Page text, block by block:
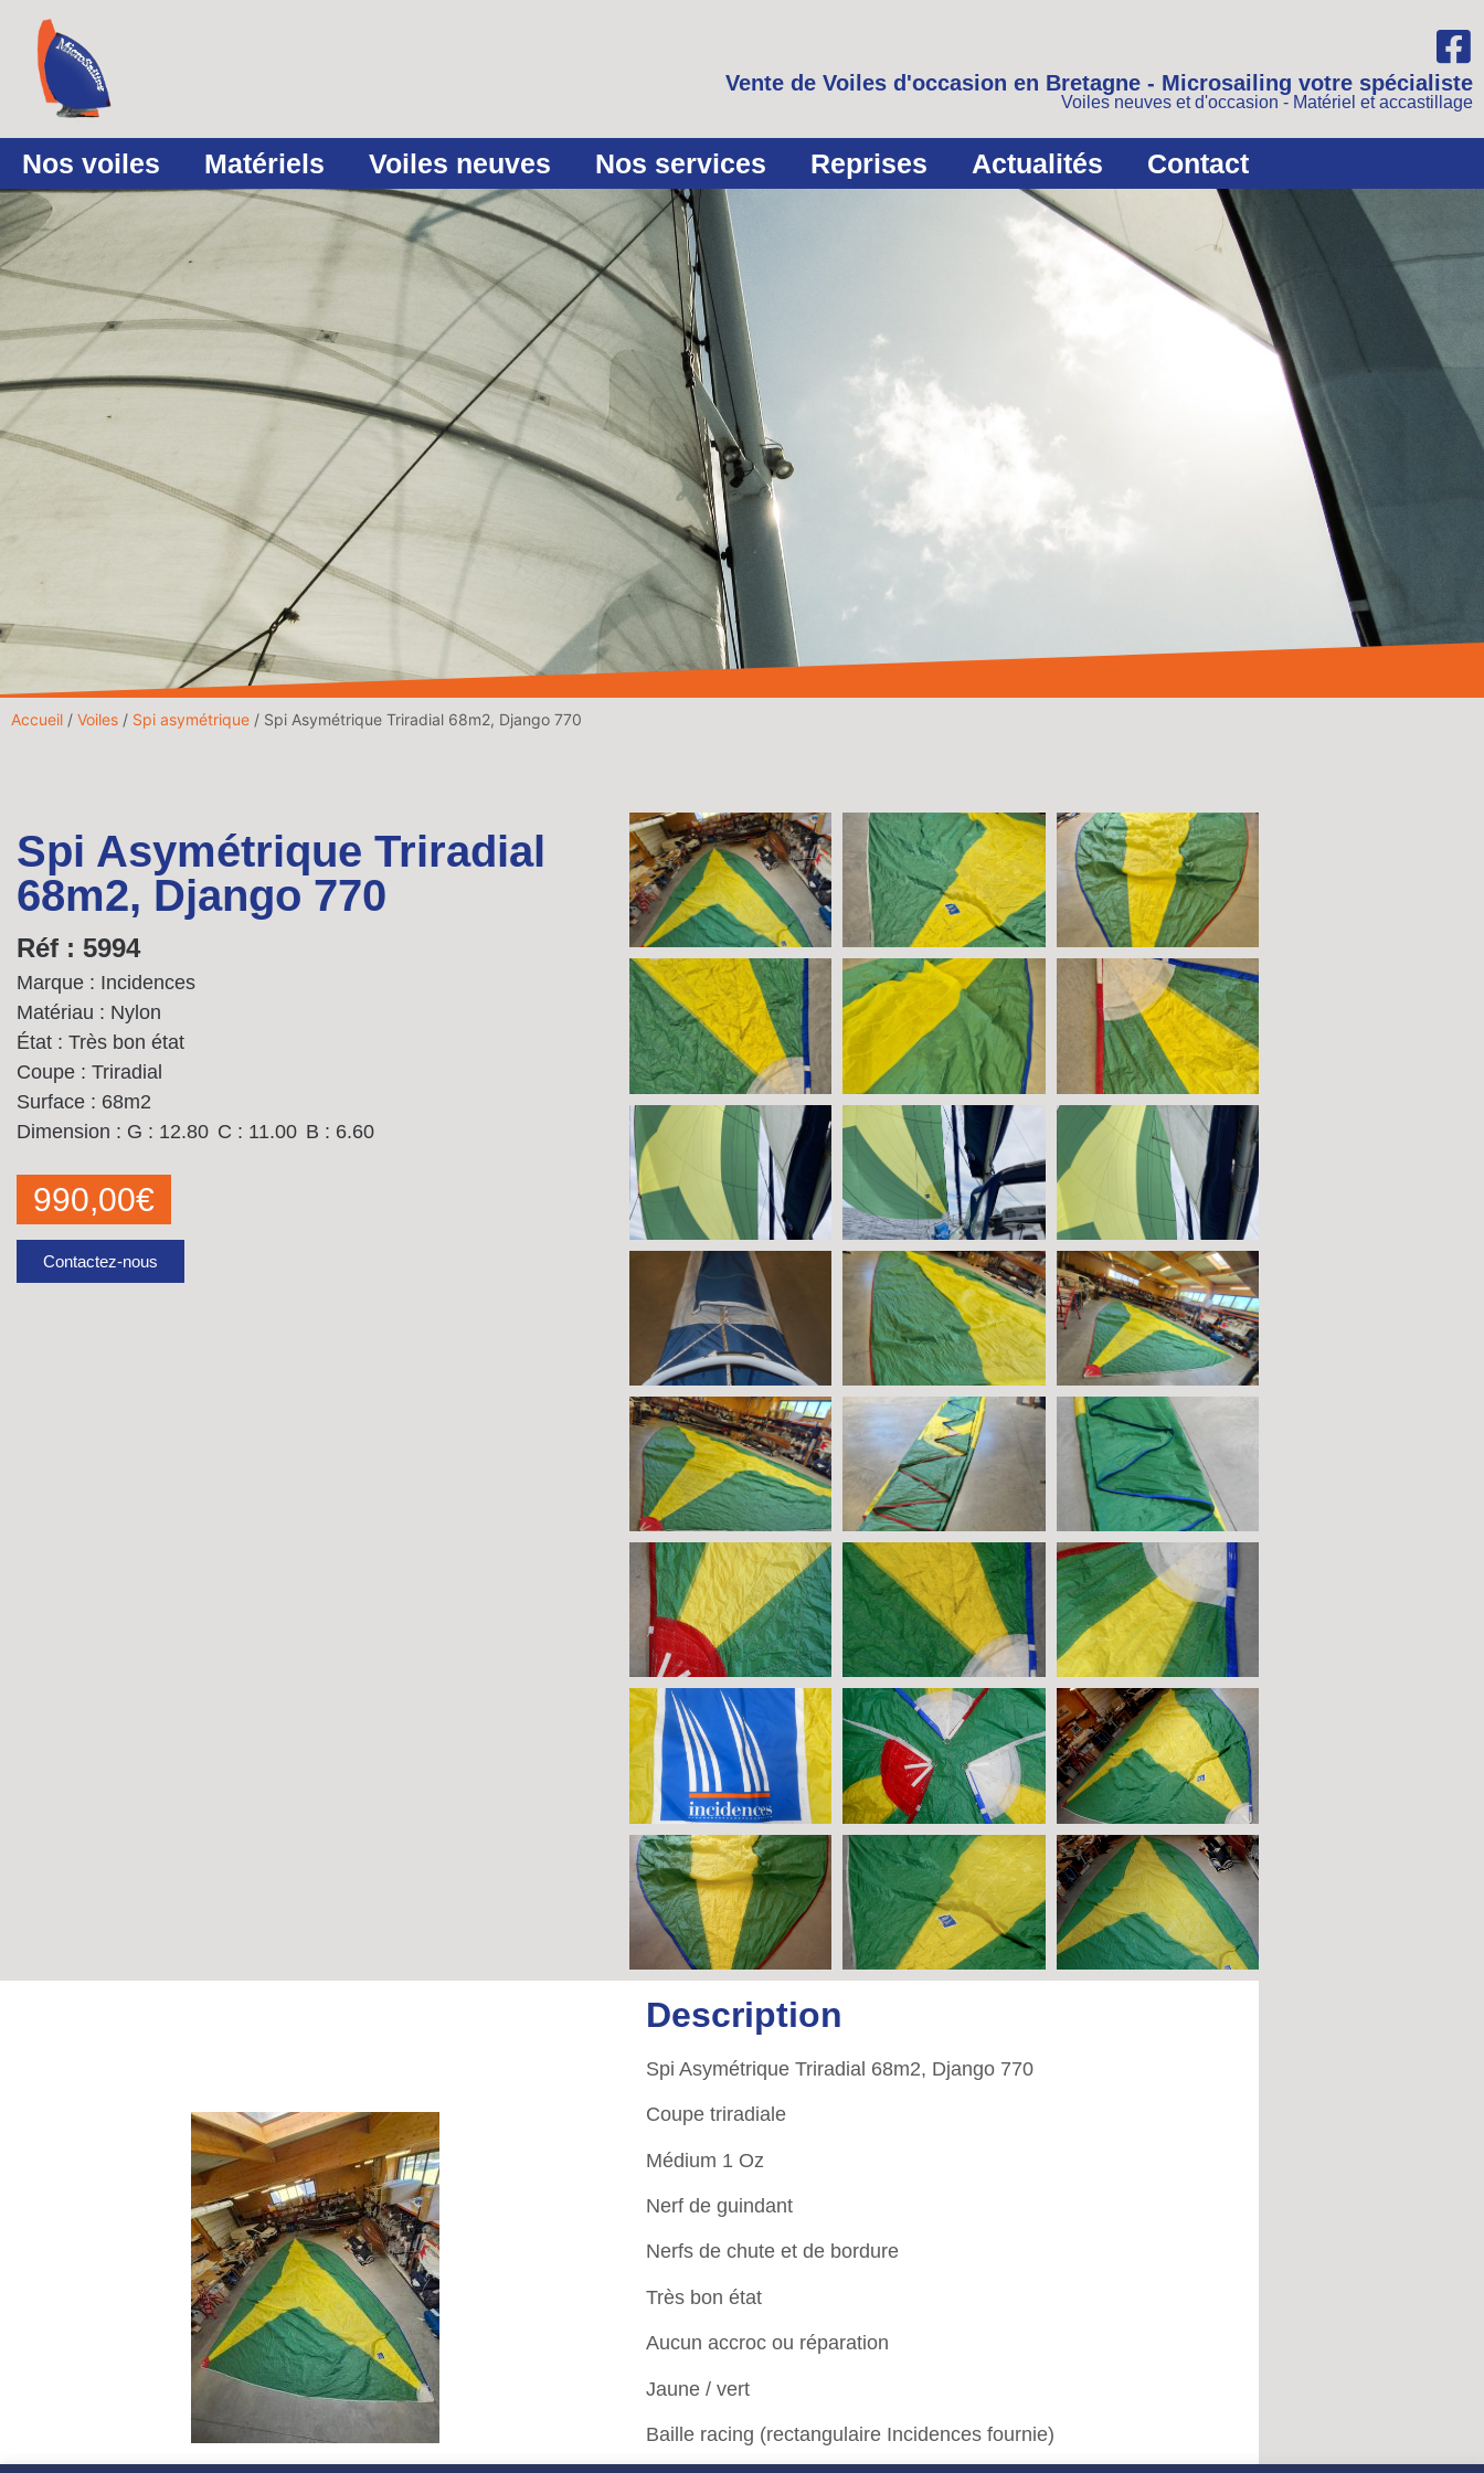
Vente de Voiles d'occasion en Bretagne - Microsailing votre spécialiste
Voiles neuves et d'occasion - Matériel et accastillage
Nos voiles Matériels Voiles neuves Nos services Reprises Actualités Contact
Accueil / Voiles / Spi asymétrique / Spi Asymétrique Triradial 68m2, Django 770
Spi Asymétrique Triradial
68m2, Django 770
Réf : 5994
Marque : Incidences
Matériau : Nylon
État : Très bon état
Coupe : Triradial
Surface : 68m2
Dimension : G : 12.80 C : 11.00 B : 6.60
990,00€
Contactez-nous
Description
Spi Asymétrique Triradial 68m2, Django 770
Coupe triradiale
Médium 1 Oz
Nerf de guindant
Nerfs de chute et de bordure
Très bon état
Aucun accroc ou réparation
Jaune / vert
Baille racing (rectangulaire Incidences fournie)